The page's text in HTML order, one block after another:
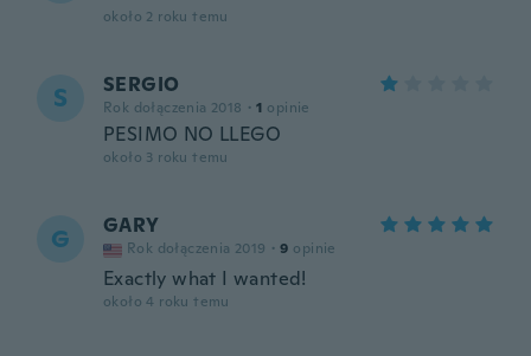
około 2 roku temu
S SERGIO
Rok dołączenia 2018 · 1 opinie
PESIMO NO LLEGO
około 3 roku temu
G GARY
Rok dołączenia 2019 · 9 opinie
Exactly what I wanted!
około 4 roku temu